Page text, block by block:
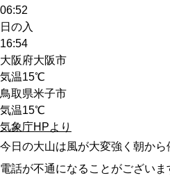
06:52
日の入
16:54
大阪府大阪市
気温15℃
鳥取県米子市
気温15℃
気象庁HPより
今日の大山は風が大変強く朝か
電話が不通になることがござい